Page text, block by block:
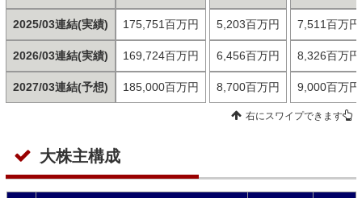
2025/03連結(実績)
2026/03連結(実績)
2027/03連結(予想)
175,751百万円
169,724百万円
185,000百万円
5,203百万円
6,456百万円
8,700百万円
7,511百万円
8,326百万円
9,000百万円
右にスワイプできます
大株主構成